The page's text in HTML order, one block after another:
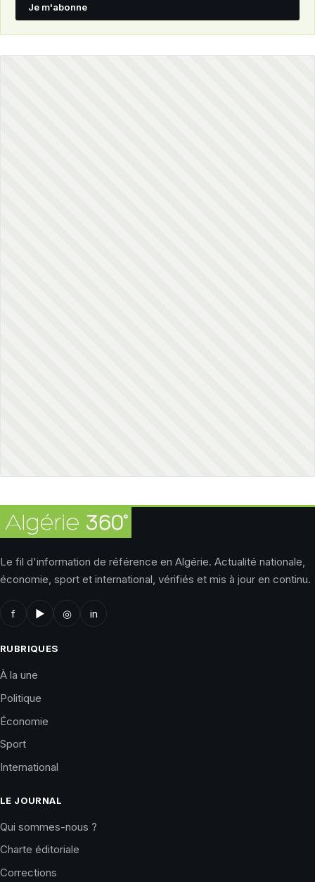
Je m'abonne
Le fil d'information de référence en Algérie. Actualité nationale,
économie, sport et international, vérifiés et mis à jour en continu.
f ▶ ◎ in
RUBRIQUES
À la une
Politique
Économie
Sport
International
LE JOURNAL
Qui sommes-nous ?
Charte éditoriale
Corrections